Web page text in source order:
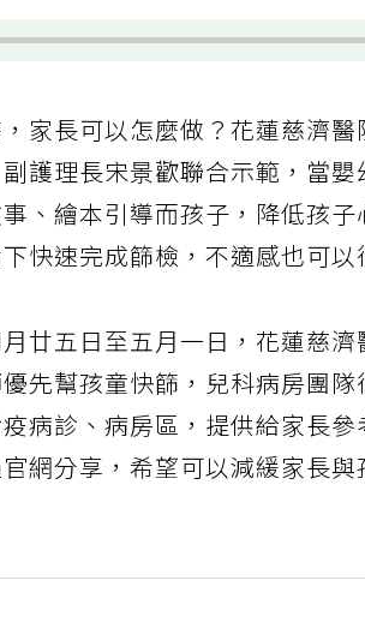
家長可以怎麼做？花蓮慈濟
護理長宋景歡聯合示範，當
、繪本引導而孩子，降低孩
快速完成篩檢，不適感也可以
廿五日至五月一日，花蓮慈
先幫孩童快篩，兒科病房團
病診、病房區，提供給家長
網分享，希望可以減緩家長